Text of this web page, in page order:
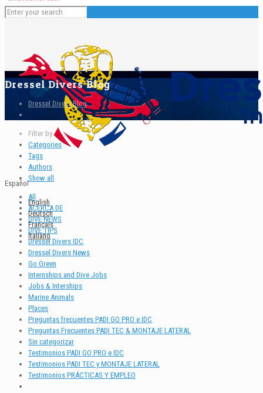
Español
English
Deutsch
Français
Italiano
Dressel Divers Blog
Dressel Divers Blog
Filter by
Categories
Tags
Authors
Show all
All
ACERCA DE
DIVE NEWS
DIVE TIPS
Dressel Divers IDC
Dressel Divers News
Go Green
Internships and Dive Jobs
Jobs & Interships
Marine Animals
Places
Preguntas frecuentes PADI GO PRO e IDC
Preguntas Frecuentes PADI TEC & MONTAJE LATERAL
Sin categorizar
Testimonios PADI GO PRO e IDC
Testimonios PADI TEC y MONTAJE LATERAL
Testimonios PRÁCTICAS Y EMPLEO